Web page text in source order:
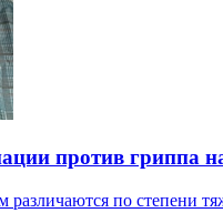
против гриппа
различаются по степени